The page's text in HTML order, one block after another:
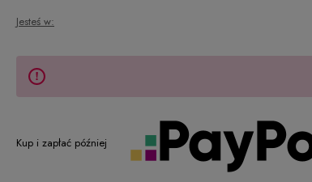
Jesteś w:
Kup i zapłać później